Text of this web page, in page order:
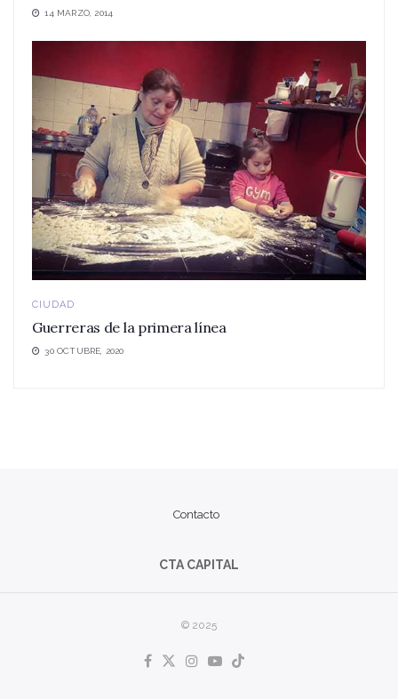
14 MARZO, 2014
CIUDAD
Guerreras de la primera línea
30 OCTUBRE, 2020
Contacto
CTA CAPITAL
© 2025